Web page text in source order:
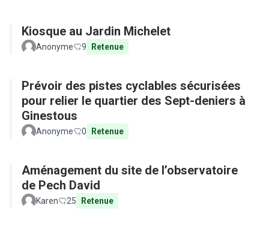
Kiosque au Jardin Michelet
Anonyme 9 Retenue
Prévoir des pistes cyclables sécurisées
pour relier le quartier des Sept-deniers à
Ginestous
Anonyme 0 Retenue
Aménagement du site de l’observatoire
de Pech David
Karen 25 Retenue